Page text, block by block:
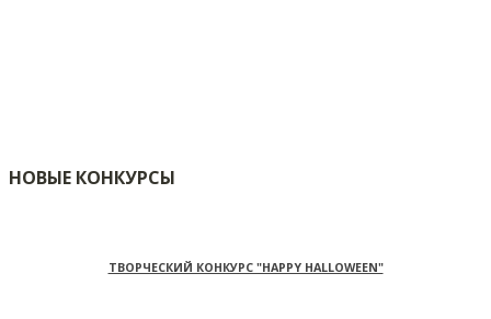
НОВЫЕ КОНКУРСЫ
ТВОРЧЕСКИЙ КОНКУРС "HAPPY HALLOWEEN"